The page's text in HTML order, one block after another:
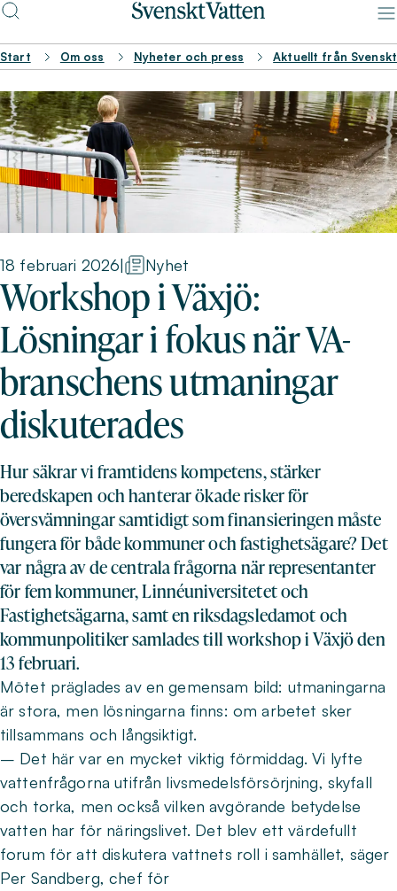
Start Om oss Nyheter och press Aktuellt från
18 februari 2026| Nyhet
Workshop i Växjö:
Lösningar i fokus när VA-
branschens utmaningar
diskuterades
Hur säkrar vi framtidens kompetens, stärker
beredskapen och hanterar ökade risker för
översvämningar samtidigt som finansieringen måste
fungera för både kommuner och fastighetsägare? Det
var några av de centrala frågorna när representanter
för fem kommuner, Linnéuniversitetet och
Fastighetsägarna, samt en riksdagsledamot och
kommunpolitiker samlades till workshop i Växjö den
13 februari.
Mötet präglades av en gemensam bild: utmaningarna
är stora, men lösningarna finns: om arbetet sker
tillsammans och långsiktigt.
– Det här var en mycket viktig förmiddag. Vi lyfte
vattenfrågorna utifrån livsmedelsförsörjning, skyfall
och torka, men också vilken avgörande betydelse
vatten har för näringslivet. Det blev ett värdefullt
forum för att diskutera vattnets roll i samhället, säger
Per Sandberg, chef för